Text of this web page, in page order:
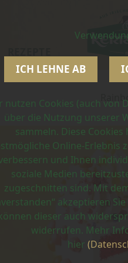
ICH LEHNE AB
nutzen Cookies (auch
über die Nutzung unserer
sammeln. Diese
Online-Erlebnis
und Ihnen
soziale Medien
zugeschnitten sind. Mit
akzeptieren
dieser auch
widerrufen. Mehr
hier